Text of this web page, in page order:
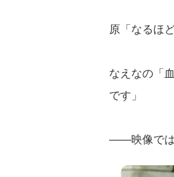
原「なるほど
なえなの「
です」
――映像では